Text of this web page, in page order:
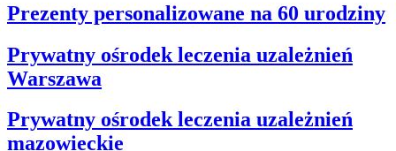
Prezenty personalizowane na 60 urodziny
Prywatny ośrodek leczenia uzależnień
Warszawa
Prywatny ośrodek leczenia uzależnień
mazowieckie